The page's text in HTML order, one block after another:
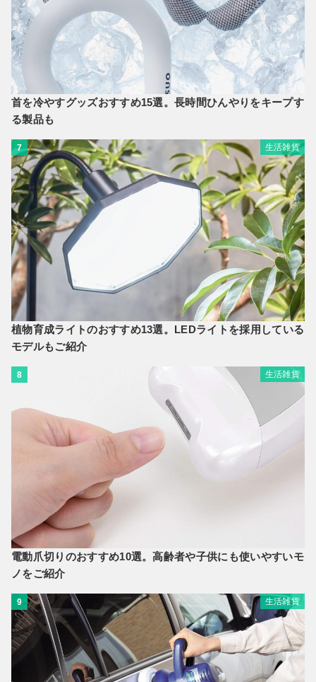
首を冷やすグッズおすすめ15選。長時間ひんやりをキープす
る製品も
7 生活雑貨
植物育成ライトのおすすめ13選。LEDライトを採用している
モデルもご紹介
8 生活雑貨
電動爪切りのおすすめ10選。高齢者や子供にも使いやすいモ
ノをご紹介
9 生活雑貨